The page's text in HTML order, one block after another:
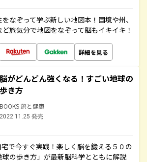
なぞって学ぶ新しい地図本！国境や州、
旅気分で地図をなぞって脳もイキイキ！
詳細を見る
脳がどんどん強くなる！すごい地球の
歩き方
BOOKS 旅と健康
2022.11.25 発売
で今すぐ実践！楽しく脳を鍛える５０の
球の歩き方」が最新脳科学とともに解説